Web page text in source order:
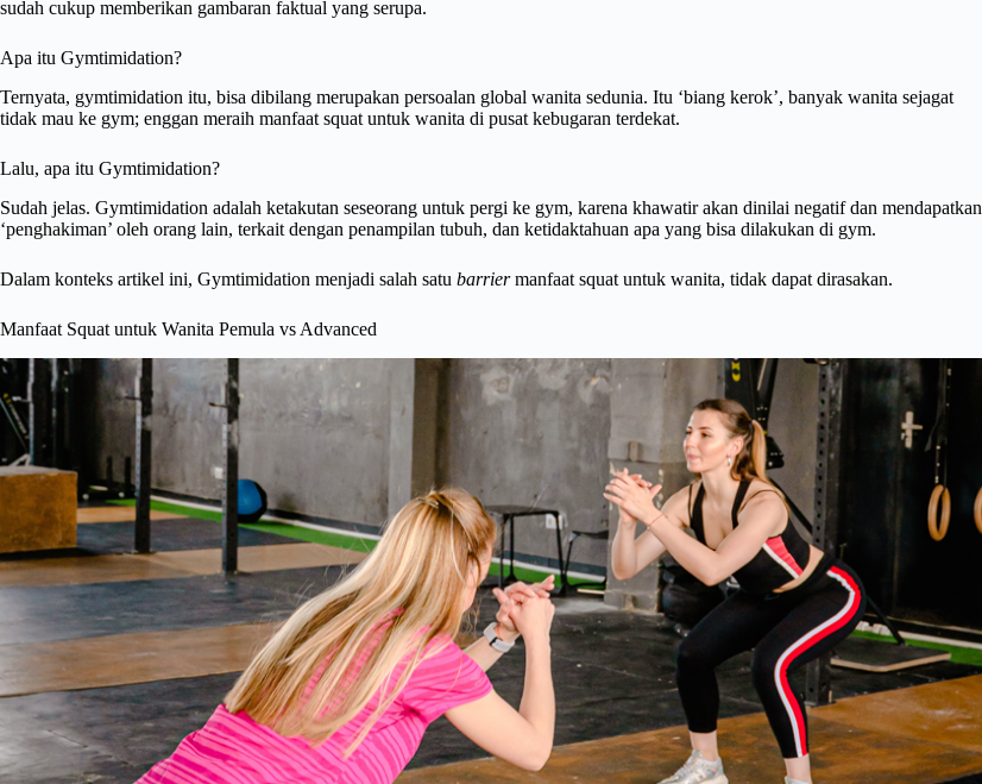
sudah cukup memberikan gambaran faktual yang serupa.
Apa itu Gymtimidation?
Ternyata, gymtimidation itu, bisa dibilang merupakan persoalan global wanita sedunia. Itu ‘biang kerok’, banyak wanita sejagat
tidak mau ke gym; enggan meraih manfaat squat untuk wanita di pusat kebugaran terdekat.
Lalu, apa itu Gymtimidation?
Sudah jelas. Gymtimidation adalah ketakutan seseorang untuk pergi ke gym, karena khawatir akan dinilai negatif dan mendapatkan
‘penghakiman’ oleh orang lain, terkait dengan penampilan tubuh, dan ketidaktahuan apa yang bisa dilakukan di gym.
Dalam konteks artikel ini, Gymtimidation menjadi salah satu barriermanfaat squat untuk wanita, tidak dapat dirasakan.
Manfaat Squat untuk Wanita Pemula vs Advanced